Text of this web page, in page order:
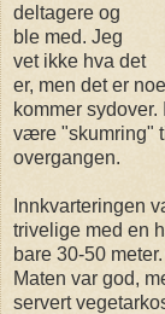
deltagere og
ble med. Jeg
vet ikke hva det
er, men det er
kommer
være "skumring"
overgangen.
Innkvarteringen
trivelige med en
bare 30-50 meter.
Maten var god,
servert